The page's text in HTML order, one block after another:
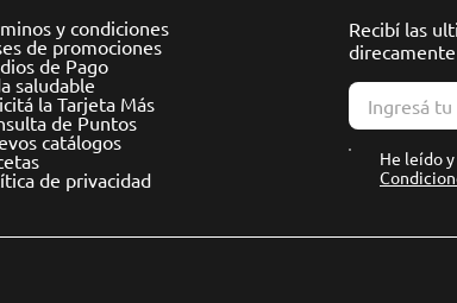
y condiciones
de promociones
de Pago
saludable
la Tarjeta Más
de Puntos
catálogos
de privacidad
Recibí las
He leído